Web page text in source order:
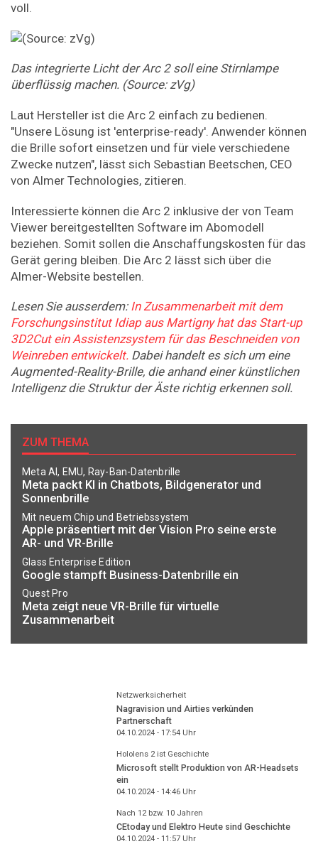
voll.
Das integrierte Licht der Arc 2 soll eine Stirnlampe
überflüssig machen. (Source: zVg)
Laut Hersteller ist die Arc 2 einfach zu bedienen.
"Unsere Lösung ist 'enterprise-ready'. Anwender können
die Brille sofort einsetzen und für viele verschiedene
Zwecke nutzen", lässt sich Sebastian Beetschen, CEO
von Almer Technologies, zitieren.
Interessierte können die Arc 2 inklusive der von Team
Viewer bereitgestellten Software im Abomodell
beziehen. Somit sollen die Anschaffungskosten für das
Gerät gering bleiben. Die Arc 2 lässt sich über die
Almer-Website bestellen.
Lesen Sie ausserdem: In Zusammenarbeit mit dem
Forschungsinstitut Idiap aus Martigny hat das Start-up
3D2Cut ein Assistenzsystem für das Beschneiden von
Weinreben entwickelt. Dabei handelt es sich um eine
Augmented-Reality-Brille, die anhand einer künstlichen
Intelligenz die Struktur der Äste richtig erkennen soll.
ZUM THEMA
Meta AI, EMU, Ray-Ban-Datenbrille
Meta packt KI in Chatbots, Bildgenerator und
Sonnenbrille
Mit neuem Chip und Betriebssystem
Apple präsentiert mit der Vision Pro seine erste
AR- und VR-Brille
Glass Enterprise Edition
Google stampft Business-Datenbrille ein
Quest Pro
Meta zeigt neue VR-Brille für virtuelle
Zusammenarbeit
Netzwerksicherheit
Nagravision und Airties verkünden
Partnerschaft
04.10.2024 - 17:54Uhr
Hololens 2 ist Geschichte
Microsoft stellt Produktion von AR-Headsets
ein
04.10.2024 - 14:46Uhr
Nach 12 bzw. 10 Jahren
CEtoday und Elektro Heute sind Geschichte
04.10.2024 - 11:57Uhr